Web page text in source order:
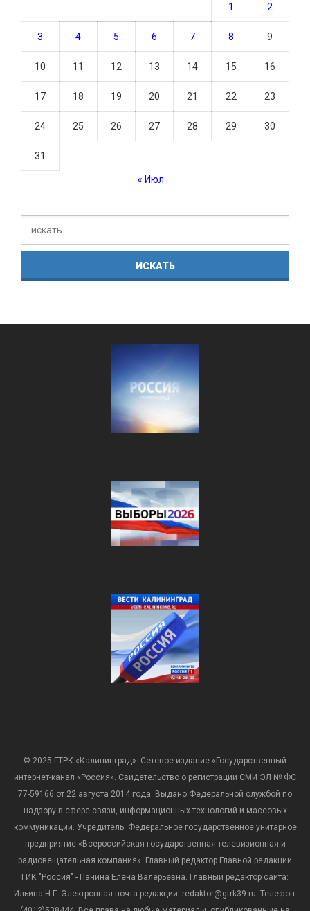
1 2
3 4 5 6 7 8 9
10 11 12 13 14 15 16
17 18 19 20 21 22 23
24 25 26 27 28 29 30
31
« Июл
© 2025 ГТРК «Калининград». Сетевое издание «Государственный
интернет-канал «Россия». Свидетельство о регистрации СМИ ЭЛ № ФС
77-59166 от 22 августа 2014 года. Выдано Федеральной службой по
надзору в сфере связи, информационных технологий и массовых
коммуникаций. Учредитель: Федеральное государственное унитарное
предприятие «Всероссийская государственная телевизионная и
радиовещательная компания». Главный редактор Главной редакции
ГИК "Россия" - Панина Елена Валерьевна. Главный редактор сайта:
Ильина Н.Г. Электронная почта редакции: redaktor@gtrk39.ru. Телефон: